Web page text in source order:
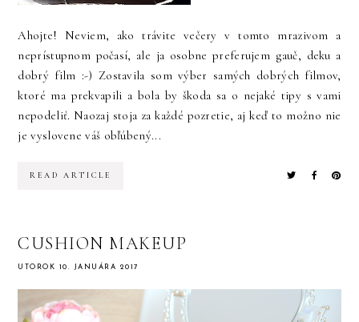
Ahojte! Neviem, ako trávite večery v tomto mrazivom a
neprístupnom počasí, ale ja osobne preferujem gauč, deku a
dobrý film :-) Zostavila som výber samých dobrých filmov,
ktoré ma prekvapili a bola by škoda sa o nejaké tipy s vami
nepodeliť. Naozaj stoja za každé pozretie, aj keď to možno nie
je vyslovene váš obľúbený...
READ ARTICLE
CUSHION MAKEUP
UTOROK 10. JANUÁRA 2017